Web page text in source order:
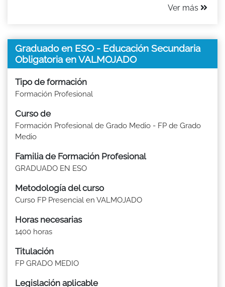
Ver más
Graduado en ESO - Educación Secundaria
Obligatoria en VALMOJADO
Tipo de formación
Formación Profesional
Curso de
Formación Profesional de Grado Medio - FP de Grado
Medio
Familia de Formación Profesional
GRADUADO EN ESO
Metodología del curso
Curso FP Presencial en VALMOJADO
Horas necesarias
1400 horas
Titulación
FP GRADO MEDIO
Legislación aplicable